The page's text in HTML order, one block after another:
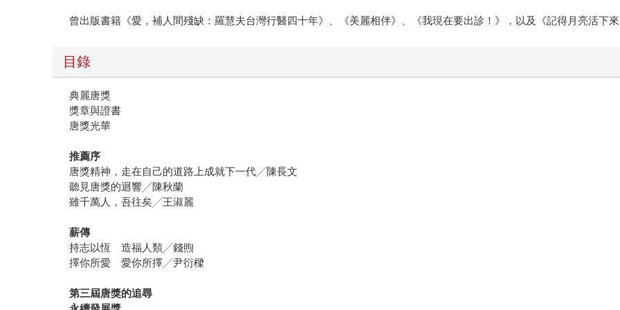
曾出版書籍《愛，補人間殘缺：羅慧夫台灣行醫四十年》、《美麗相伴》、《我現在要出診！》，以及《記得月亮活下
目錄
典麗唐獎
獎章與證書
唐獎光華
推薦序
唐獎精神，走在自己的道路上成就下一代╱陳長文
聽見唐獎的迴響╱陳秋蘭
雖千萬人，吾往矣╱王淑麗
薪傳
持志以恆 造福人類╱錢煦
擇你所愛 愛你所擇╱尹衍樑
第三屆唐獎的追尋